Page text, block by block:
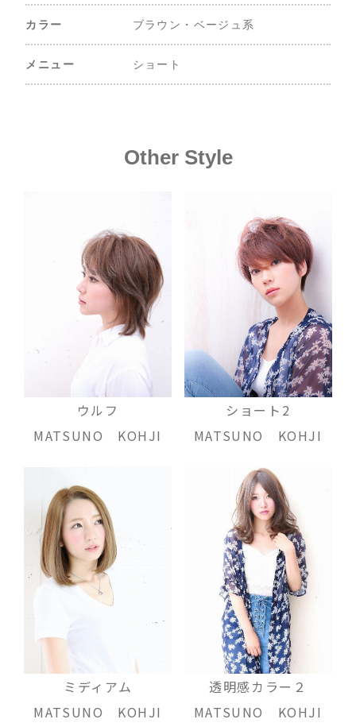
カラー ブラウン・ベージュ系
メニュー ショート
Other Style
ウルフ
MATSUNO KOHJI
ショート2
MATSUNO KOHJI
ミディアム
MATSUNO KOHJI
透明感カラー２
MATSUNO KOHJI